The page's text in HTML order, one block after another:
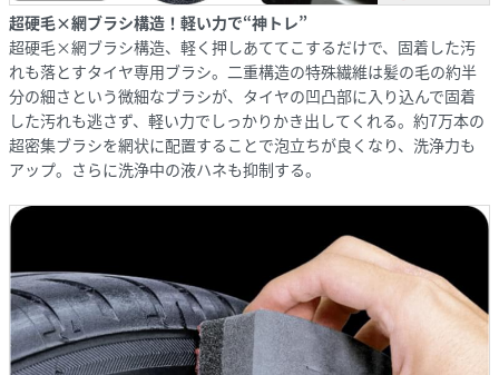
超硬毛×網ブラシ構造！軽い力で“神トレ”
超硬毛×網ブラシ構造、軽く押しあててこするだけで、固着した汚
れも落とすタイヤ専用ブラシ。二重構造の特殊繊維は髪の毛の約半
分の細さという微細なブラシが、タイヤの凹凸部に入り込んで固着
した汚れも逃さず、軽い力でしっかりかき出してくれる。約7万本の
超密集ブラシを網状に配置することで泡立ちが良くなり、洗浄力も
アップ。さらに洗浄中の液ハネも抑制する。